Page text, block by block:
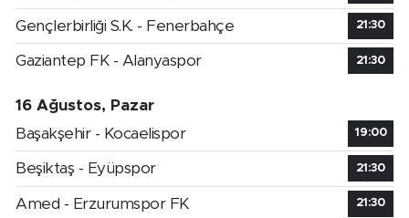
Gençlerbirliği S.K. - Fenerbahçe 21:30
Gaziantep FK - Alanyaspor 21:30
16 Ağustos, Pazar
Başakşehir - Kocaelispor
19:00
Beşiktaş - Eyüpspor 21:30
Amed - Erzurumspor FK 21:30